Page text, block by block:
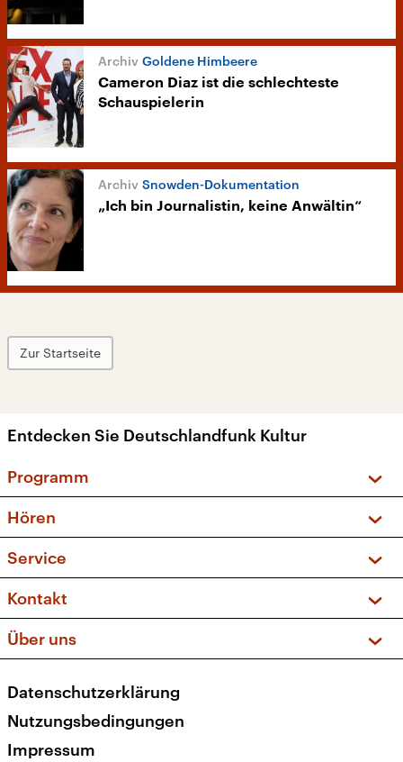
Goldene Himbeere
Cameron Diaz ist die schlechteste
Schauspielerin
Snowden-Dokumentation
„Ich bin Journalistin, keine Anwältin“
Zur Startseite
Entdecken Sie Deutschlandfunk Kultur
Programm
Sendungen und Podcasts
Musikliste
Kakadu – Das Kinderprogramm
Hören
Frequenzen (UKW + DAB+)
Service
FAQ
Apps
Newsletter
Veranstaltungen
Kontakt
Social Media
Über uns
Presse
Karriere
Datenschutzerklärung
Nutzungsbedingungen
Impressum